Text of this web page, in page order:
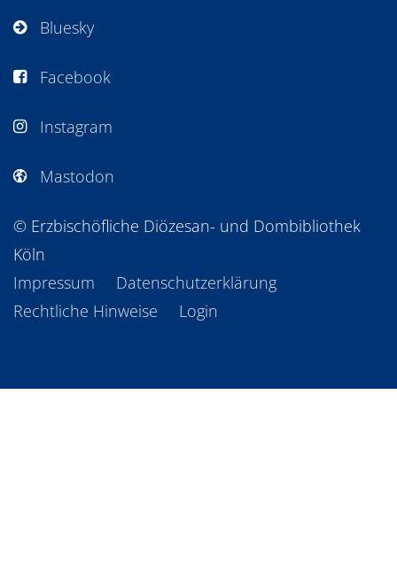
Bluesky
Facebook
Instagram
Mastodon
© Erzbischöfliche Diözesan- und Dombibliothek
Köln
Impressum
Datenschutzerklärung
Rechtliche Hinweise
Login